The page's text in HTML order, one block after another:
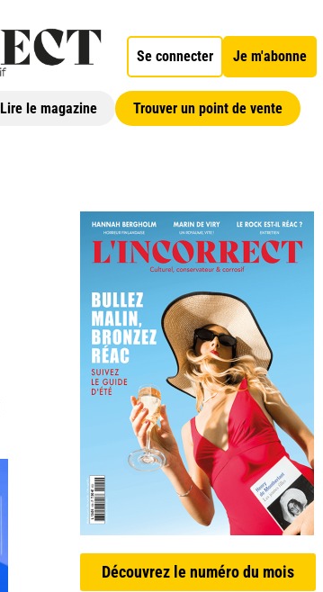
Se connecter Je m'abonne
Lire le magazine Trouver un point de vente
Découvrez le numéro du mois